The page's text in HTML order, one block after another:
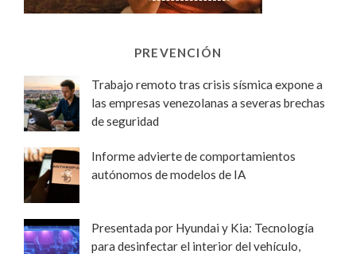
PREVENCIÓN
Trabajo remoto tras crisis sísmica expone a
las empresas venezolanas a severas brechas
de seguridad
Informe advierte de comportamientos
autónomos de modelos de IA
Presentada por Hyundai y Kia: Tecnología
para desinfectar el interior del vehículo,